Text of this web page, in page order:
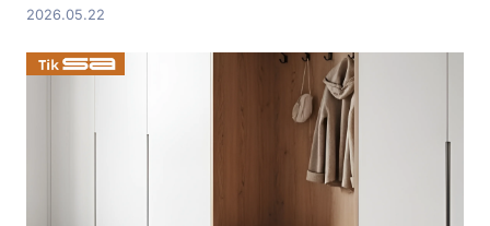
2026.05.22